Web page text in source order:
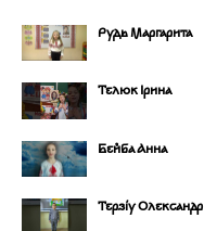
Рудь Маргарита
Телюк Ірина
Бейба Анна
Терзіу Олександр